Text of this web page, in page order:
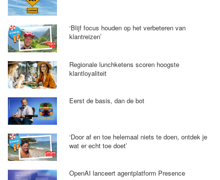
‘Blijf focus houden op het verbeteren van
klantreizen’
Regionale lunchketens scoren hoogste
klantloyaliteit
Eerst de basis, dan de bot
‘Door af en toe helemaal niets te doen, ontdek je
wat er echt toe doet’
OpenAI lanceert agentplatform Presence